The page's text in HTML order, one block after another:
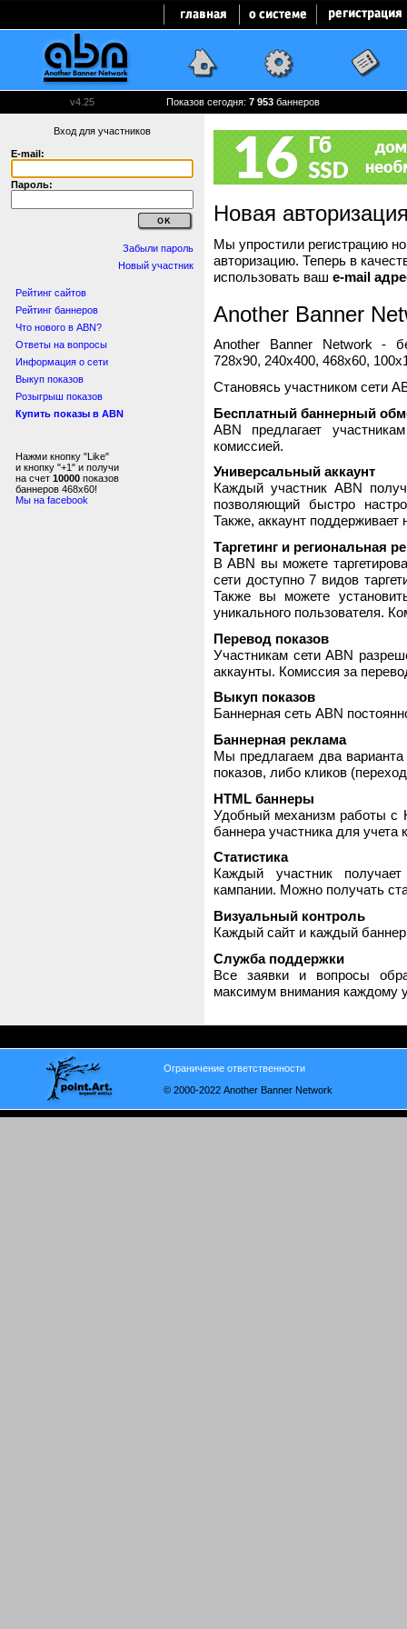
v4.25 Показов сегодня: 7 954 баннеров
Вход для участников
E-mail:
Пароль:
Забыли пароль
Новый участник
Рейтинг сайтов
Рейтинг баннеров
Что нового в ABN?
Ответы на вопросы
Информация о сети
Выкуп показов
Розыгрыш показов
Купить показы в ABN
Нажми кнопку "Like"
и кнопку "+1" и получи
на счет 10000 показов
баннеров 468x60!
Мы на facebook
Новая
Мы упростили регистрацию
авторизацию. Теперь в
использовать ваш e-mail
Another Banner
Another Banner Network -
728x90, 240x400, 468x60,
Становясь участником сети
Бесплатный баннерный
ABN предлагает
комиссией.
Универсальный аккаунт
Каждый участник ABN
позволяющий быстро
Также, аккаунт поддерживает
Таргетинг и региональная
В ABN вы можете
сети доступно 7 видов
Также вы можете
уникального пользователя.
Перевод показов
Участникам сети ABN
аккаунты. Комиссия за
Выкуп показов
Баннерная сеть ABN
Баннерная реклама
Мы предлагаем два
показов, либо кликов
HTML баннеры
Удобный механизм работы с
баннера участника для
Статистика
Каждый участник
кампании. Можно получать
Визуальный контроль
Каждый сайт и каждый
Служба поддержки
Все заявки и вопросы
максимум внимания каждому
Ограничение ответственности
© 2000-2022 Another Banner Network